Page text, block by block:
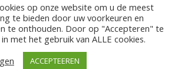
en Zoete
op onze website om u de meest
te bieden door uw voorkeuren en
te onthouden. Door op "Accepteren" te
met het gebruik van ALLE cookies.
ACCEPTEEREN